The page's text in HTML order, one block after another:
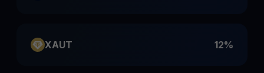
XAUT 12%